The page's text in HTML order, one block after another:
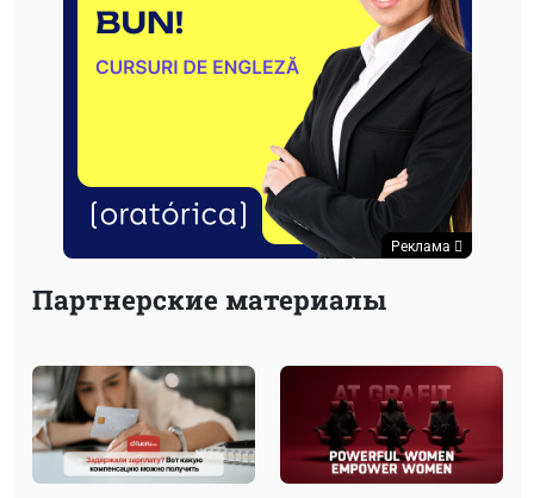
Реклама
Партнерские материалы